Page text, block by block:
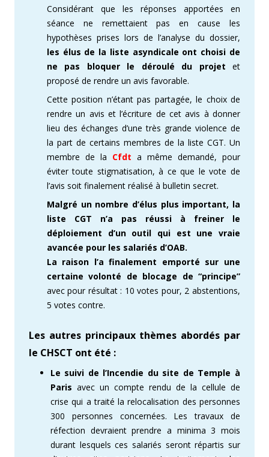
Considérant que les réponses apportées en
séance ne remettaient pas en cause les
hypothèses prises lors de l’analyse du dossier,
les élus de la liste asyndicale ont choisi de
ne pas bloquer le déroulé du projet et
proposé de rendre un avis favorable.
Cette position n’étant pas partagée, le choix de
rendre un avis et l’écriture de cet avis à donner
lieu des échanges d’une très grande violence de
la part de certains membres de la liste CGT. Un
membre de la Cfdt a même demandé, pour
éviter toute stigmatisation, à ce que le vote de
l’avis soit finalement réalisé à bulletin secret.
Malgré un nombre d’élus plus important, la
liste CGT n’a pas réussi à freiner le
déploiement d’un outil qui est une vraie
avancée pour les salariés d’OAB.
La raison l’a finalement emporté sur une
certaine volonté de blocage de “principe”
avec pour résultat : 10 votes pour, 2 abstentions,
5 votes contre.
Les autres principaux thèmes abordés par
le CHSCT ont été :
Le suivi de l’Incendie du site de Temple à
Paris avec un compte rendu de la cellule de
crise qui a traité la relocalisation des personnes
300 personnes concernées. Les travaux de
réfection devraient prendre a minima 3 mois
durant lesquels ces salariés seront répartis sur